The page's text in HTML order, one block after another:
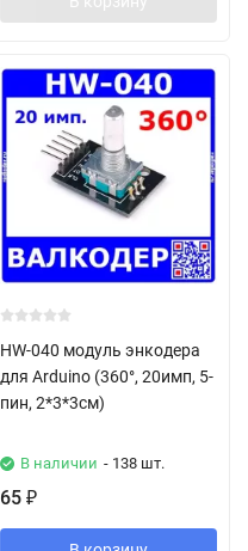
HW-040 модуль энкодера
для Arduino (360°, 20имп, 5-
пин, 2*3*3см)
В наличии - 138 шт.
65 ₽